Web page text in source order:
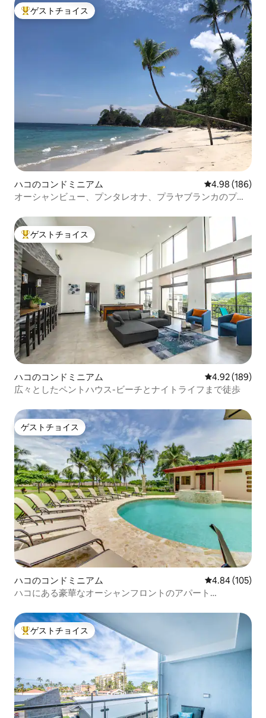
大好評のゲストチョイスです。
ゲストチョイス
ハコのコンドミニアム レビュー186
4.98 (186)
オーシャンビュー、プンタレオナ、プラヤブランカのプラ
大好評のゲストチョイスです。
ゲストチョイス
ハコのコンドミニアム レビュー189
4.92 (189)
広々としたペントハウス-ビーチとナイトライフまで徒歩
ゲストチョイス
ゲストチョイス
ハコのコンドミニアム レビュー105
4.84 (105)
ハコにある豪華なオーシャンフロントのアパート
大好評のゲストチョイスです。
ゲストチョイス